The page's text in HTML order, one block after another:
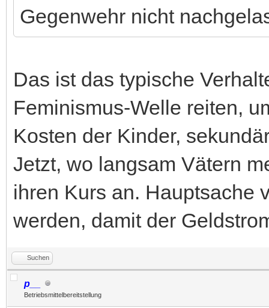
Gegenwehr nicht
Das ist das typische
Feminismus-Welle reiten,
Kosten der Kinder,
Jetzt, wo langsam Vätern
ihren Kurs an. Hauptsache
werden, damit der
Suchen
p__
Betriebsmittelbereitstellung